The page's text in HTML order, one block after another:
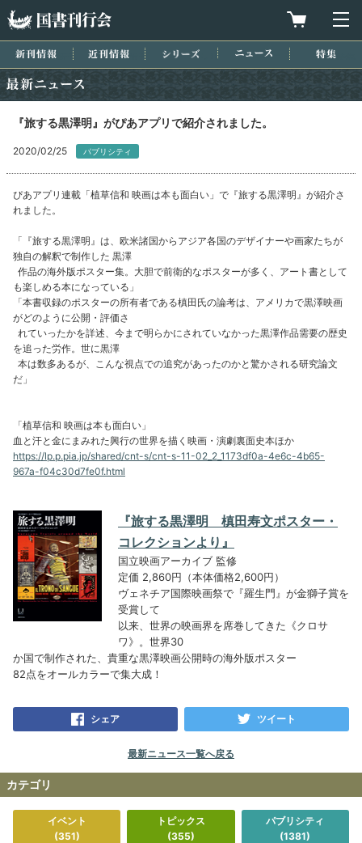
買物カゴを
新刊情報 近刊情報 シリーズ ニュース
『旅する黒澤明』がぴあアプリで紹介されました。
2020/02/25 パブリシティ
ぴあアプリ連載「植草信和 映画は本も面白い」で『旅する黒澤明』が紹介さ
れました。
「『旅する黒澤明』は、欧米諸国からアジア各国のデザイナーや画家たちが
独自の解釈で制作した 黒澤
作品の海外版ポスター集。大胆で前衛的なポスターが多く、アート書として
も楽しめる本になっている」
「本書収録のポスターの所有者である槙田氏の論考は、アメリカで黒澤映画
がどのように公開・評価さ
れていったかを詳述、今まで明らかにされていなかった黒澤作品需要の歴史
を追った労作。世に黒澤
本は数多あるが、こんな視点での追究があったのかと驚かされる研究論文
だ」
「植草信和 映画は本も面白い」
血と汗と金にまみれた興行の世界を描く映画・演劇裏面史本ほか
https://lp.p.pia.jp/shared/cnt-s/cnt-s-11-02_2_1173df0a-4e6c-4b65-
967a-f04c30d7fe0f.html
『旅する黒澤明 槙田寿文ポスター・
コレクションより』
国立映画アーカイブ 監修
定価 2,860円（本体価格2,600円）
ヴェネチア国際映画祭で『羅生門』が金獅子賞を
受賞して
以来、世界の映画界を席巻してきた《クロサ
ワ》。世界30
か国で制作された、貴重な黒澤映画公開時の海外版ポスター
82点をオールカラーで集大成！
シェア ツイート
最新ニュース一覧へ戻る
カテゴリ
イベント
(351)
トピックス
(355)
パブリシティ
(1381)